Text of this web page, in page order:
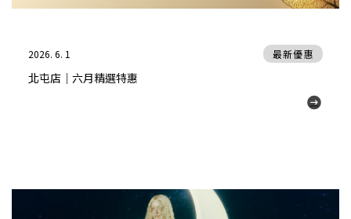
2026. 6. 1
北屯店｜六月精選特惠
最新優惠